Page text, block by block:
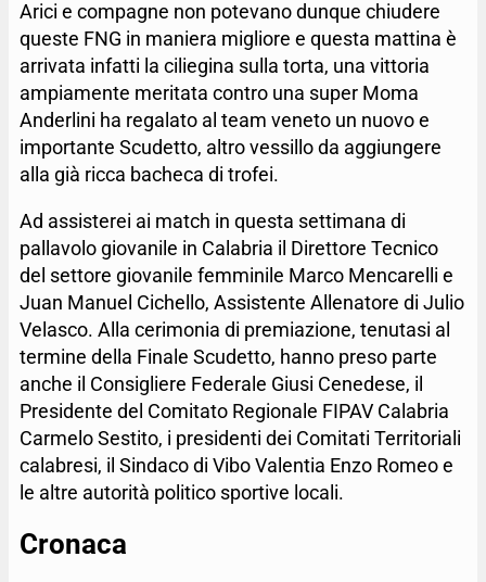
Arici e compagne non potevano dunque chiudere
queste FNG in maniera migliore e questa mattina è
arrivata infatti la ciliegina sulla torta, una vittoria
ampiamente meritata contro una super Moma
Anderlini ha regalato al team veneto un nuovo e
importante Scudetto, altro vessillo da aggiungere
alla già ricca bacheca di trofei.
Ad assisterei ai match in questa settimana di
pallavolo giovanile in Calabria il Direttore Tecnico
del settore giovanile femminile Marco Mencarelli e
Juan Manuel Cichello, Assistente Allenatore di Julio
Velasco. Alla cerimonia di premiazione, tenutasi al
termine della Finale Scudetto, hanno preso parte
anche il Consigliere Federale Giusi Cenedese, il
Presidente del Comitato Regionale FIPAV Calabria
Carmelo Sestito, i presidenti dei Comitati Territoriali
calabresi, il Sindaco di Vibo Valentia Enzo Romeo e
le altre autorità politico sportive locali.
Cronaca